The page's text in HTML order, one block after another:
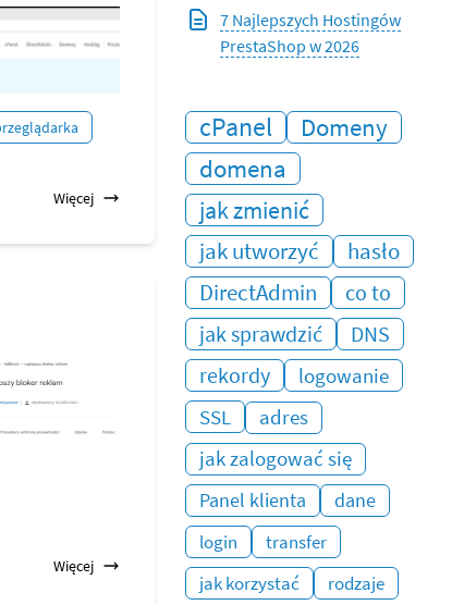
Więcej
Więcej
7 Najlepszych Hostingów
PrestaShop w 2026
cPanel Domeny
domena
jak zmienić
jak utworzyć
hasło
DirectAdmin
co to
jak sprawdzić
DNS
rekordy
logowanie
SSL
adres
jak zalogować się
Panel klienta
dane
login
transfer
jak korzystać
rodzaje